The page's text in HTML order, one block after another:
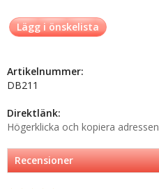
Lägg i önskelista
Artikelnummer:
DB211
Direktlänk:
Högerklicka och kopiera adressen
Recensioner